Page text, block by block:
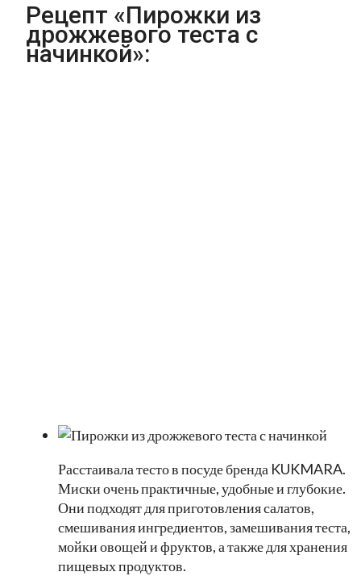
Рецепт «Пирожки из
дрожжевого теста с
начинкой»:
Расстаивала тесто в посуде бренда KUKMARA.
Миски очень практичные, удобные и глубокие.
Они подходят для приготовления салатов,
смешивания ингредиентов, замешивания теста,
мойки овощей и фруктов, а также для хранения
пищевых продуктов.